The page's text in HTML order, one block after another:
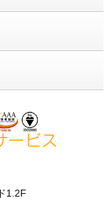
1.2F